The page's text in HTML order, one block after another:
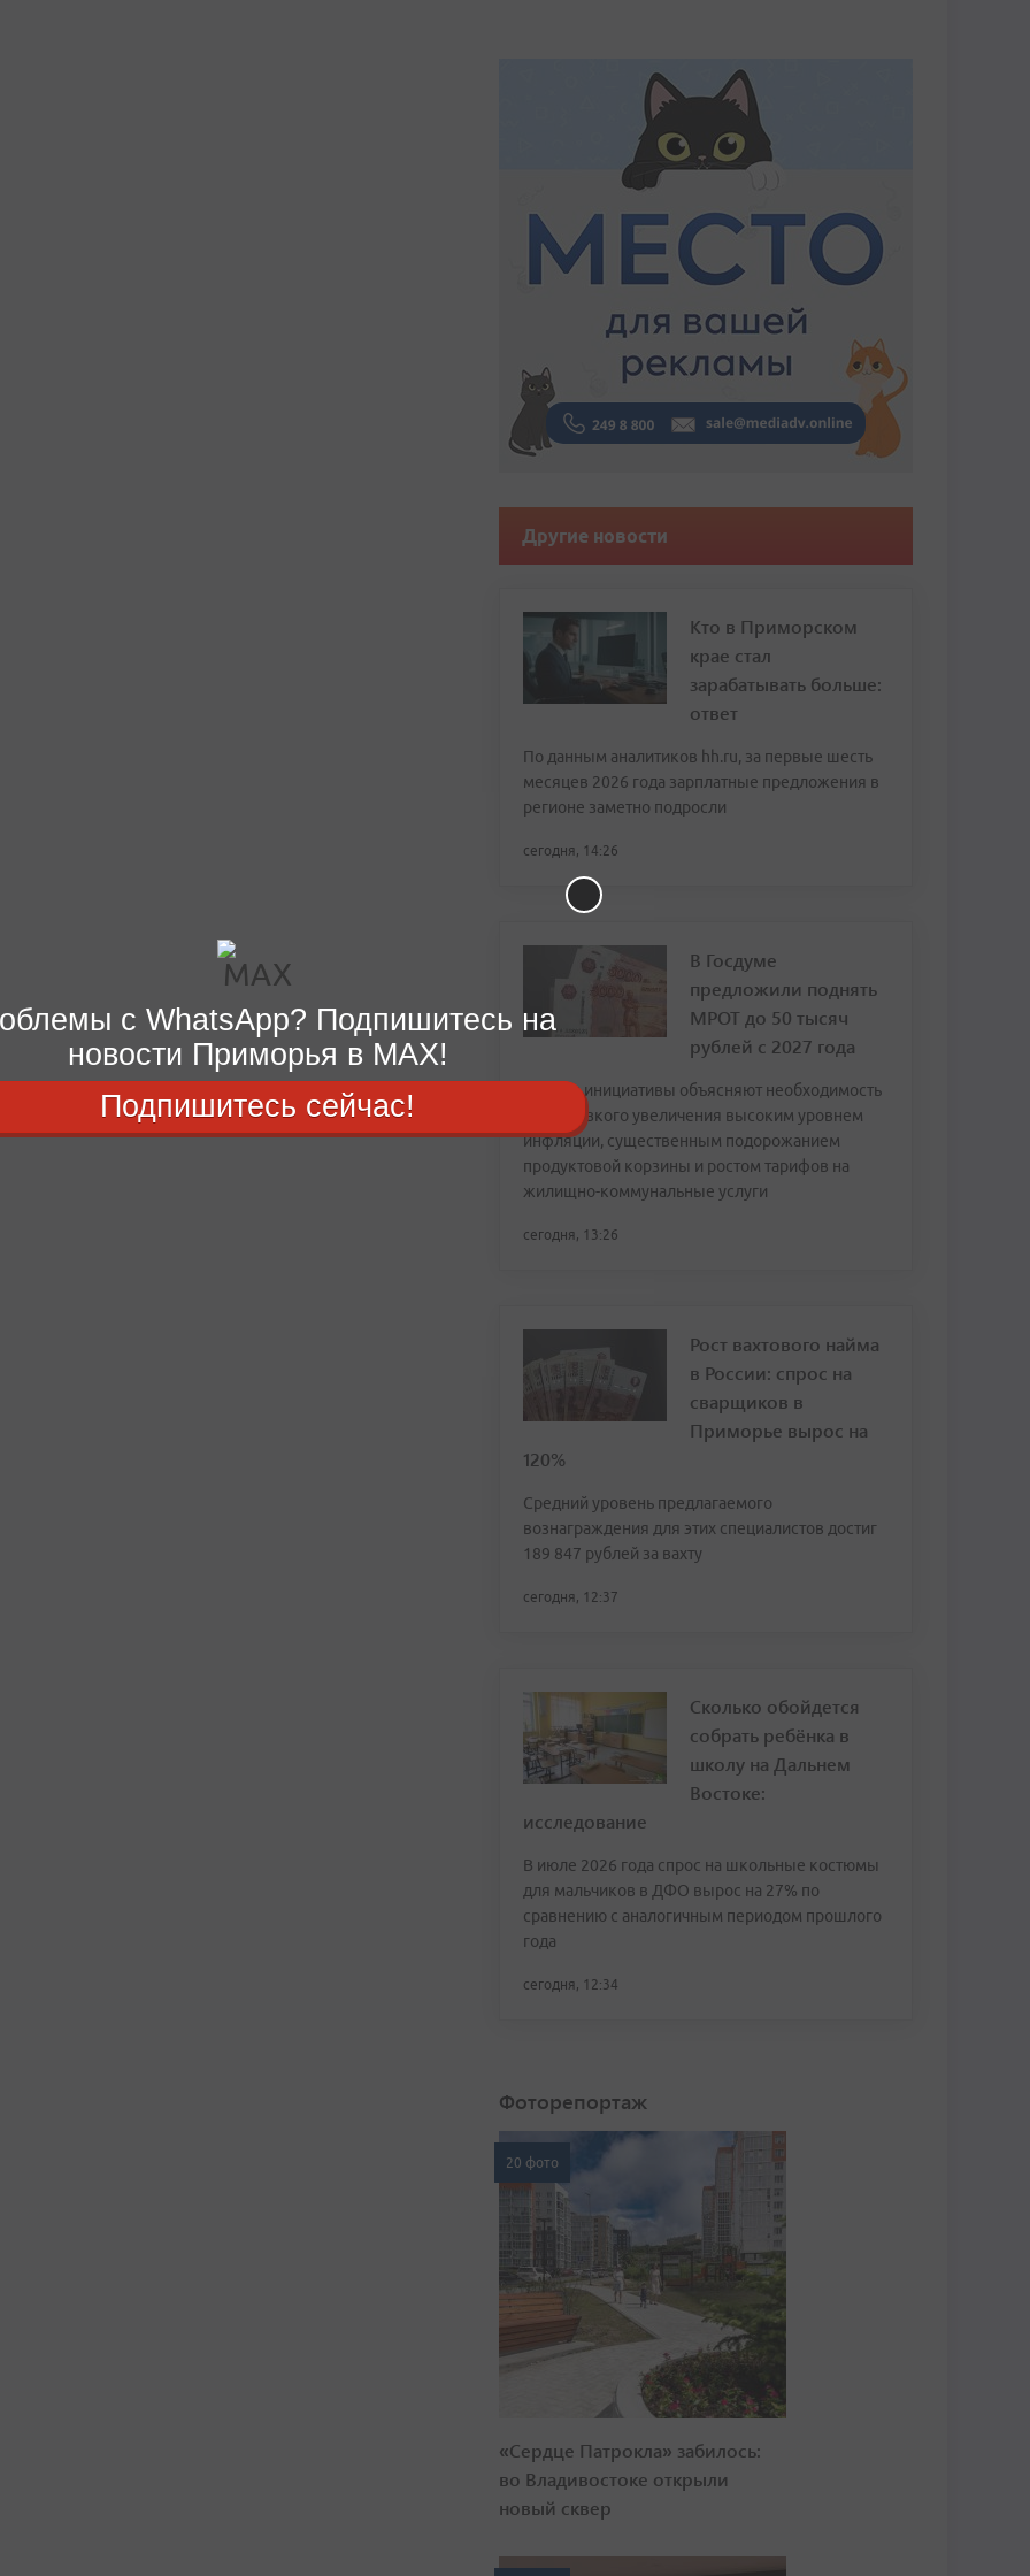
Другие новости
Кто в Приморском
крае стал
зарабатывать больше:
ответ
По данным аналитиков hh.ru, за первые шесть
месяцев 2026 года зарплатные предложения в
регионе заметно подросли
сегодня, 14:26
В Госдуме
предложили поднять
МРОТ до 50 тысяч
рублей с 2027 года
Авторы инициативы объясняют необходимость
столь резкого увеличения высоким уровнем
инфляции, существенным подорожанием
продуктовой корзины и ростом тарифов на
жилищно-коммунальные услуги
сегодня, 13:26
Рост вахтового найма
в России: спрос на
сварщиков в
Приморье вырос на
120%
Средний уровень предлагаемого
вознаграждения для этих специалистов достиг
189 847 рублей за вахту
сегодня, 12:37
Сколько обойдется
собрать ребёнка в
школу на Дальнем
Востоке:
исследование
В июле 2026 года спрос на школьные костюмы
для мальчиков в ДФО вырос на 27% по
сравнению с аналогичным периодом прошлого
года
сегодня, 12:34
Фоторепортаж
20 фото
«Сердце Патрокла» забилось:
во Владивостоке открыли
новый сквер
с WhatsApp? Подпишитесь на
новости Приморья в MAX!
Подпишитесь сейчас!